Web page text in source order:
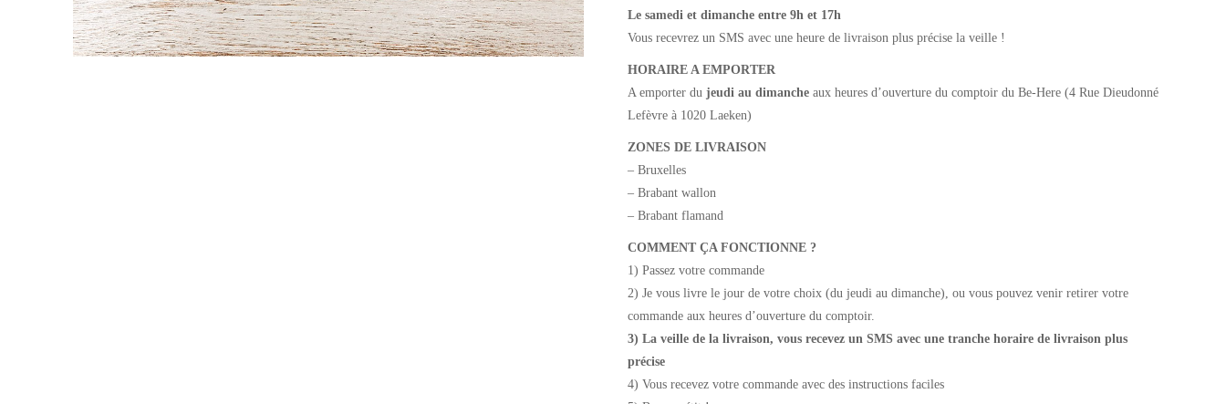
Le samedi et dimanche entre 9h et 17h
Vous recevrez un SMS avec une heure de livraison plus précise la veille !
HORAIRE A EMPORTER
A emporter du jeudi au dimanche aux heures d’ouverture du comptoir du Be-Here (4 Rue Dieudonné
Lefèvre à 1020 Laeken)
ZONES DE LIVRAISON
– Bruxelles
– Brabant wallon
– Brabant flamand
COMMENT ÇA FONCTIONNE ?
1) Passez votre commande
2) Je vous livre le jour de votre choix (du jeudi au dimanche), ou vous pouvez venir retirer votre
commande aux heures d’ouverture du comptoir.
3) La veille de la livraison, vous recevez un SMS avec une tranche horaire de livraison plus
précise
4) Vous recevez votre commande avec des instructions faciles